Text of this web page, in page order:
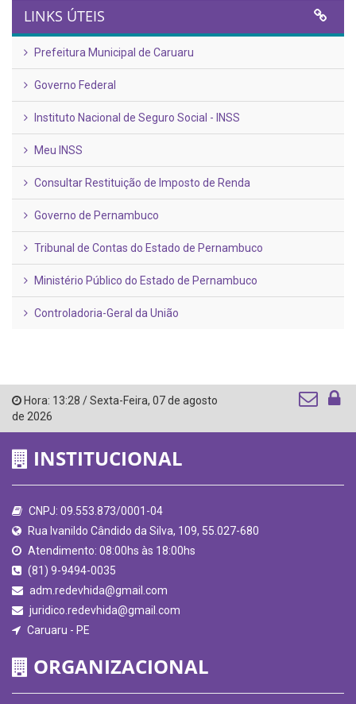
LINKS ÚTEIS
Prefeitura Municipal de Caruaru
Governo Federal
Instituto Nacional de Seguro Social - INSS
Meu INSS
Consultar Restituição de Imposto de Renda
Governo de Pernambuco
Tribunal de Contas do Estado de Pernambuco
Ministério Público do Estado de Pernambuco
Controladoria-Geral da União
Hora: 13:28 /Sexta-Feira, 07 de agosto
de 2026
INSTITUCIONAL
CNPJ: 09.553.873/0001-04
Rua Ivanildo Cândido da Silva, 109, 55.027-680
Atendimento: 08:00hs às 18:00hs
(81) 9-9494-0035
adm.redevhida@gmail.com
juridico.redevhida@gmail.com
Caruaru - PE
ORGANIZACIONAL